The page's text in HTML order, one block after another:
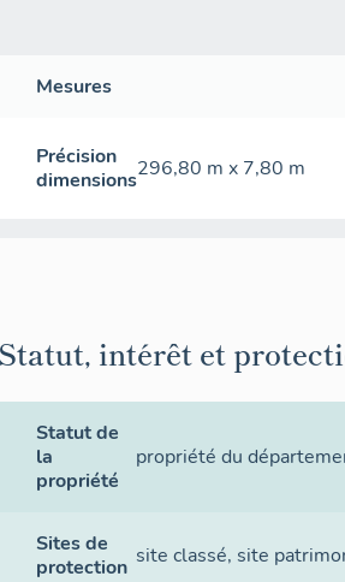
Mesures
Précision
dimensions296,80 m x 7,80 m
Statut, intérêt et
Statut de
la
propriété
propriété du
Sites de
protection site classé, site